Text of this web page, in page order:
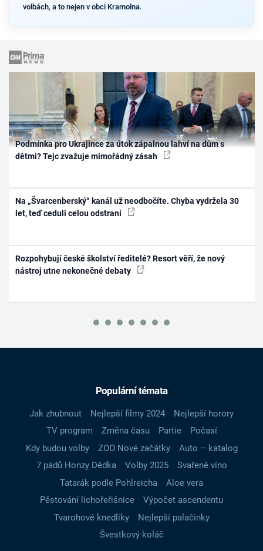
volbách, a to nejen v obci Kramolna.
Podmínka pro Ukrajince za útok zápalnou lahví na dům s
dětmi? Tejc zvažuje mimořádný zásah
Na „Švarcenberský“ kanál už neodbočíte. Chyba vydržela 30
let, teď ceduli celou odstraní
Rozpohybují české školství ředitelé? Resort věří, že nový
nástroj utne nekonečné debaty
Populární témata
Jak zhubnout Nejlepší filmy 2024
Nejlepší horory
TV program
Změna času Partie
Počasí
Kdy budou volby
ZOO Nové začátky
Auto – katalog
7 pádů Honzy Dědka
Volby 2025
Svařené víno
Tatarák podle Pohlreicha
Aloe vera
Pěstování lichořeřišnice
Výpočet ascendentu
Tvarohové knedlíky
Nejlepší palačinky
Švestkový koláč